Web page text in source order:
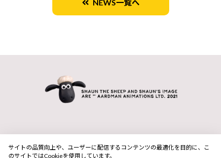
NEWS一覧へ
サイトの品質向上や、ユーザーに配信するコンテンツの最適化を目的に、こ
のサイトではCookieを使用しています。